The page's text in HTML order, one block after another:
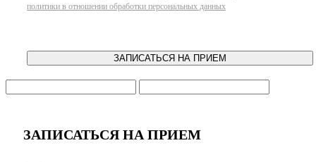
политики в отношении обработки персональных данных
ЗАПИСАТЬСЯ НА ПРИЕМ
ЗАПИСАТЬСЯ НА ПРИЕМ